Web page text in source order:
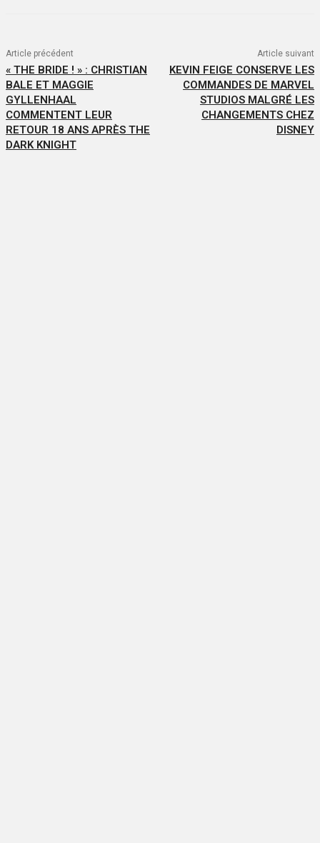
Article précédent
« THE BRIDE ! » : CHRISTIAN
BALE ET MAGGIE
GYLLENHAAL
COMMENTENT LEUR
RETOUR 18 ANS APRÈS THE
DARK KNIGHT
Article suivant
KEVIN FEIGE CONSERVE LES
COMMANDES DE MARVEL
STUDIOS MALGRÉ LES
CHANGEMENTS CHEZ
DISNEY